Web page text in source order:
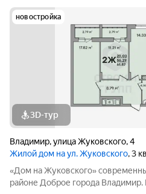
новостройка
3D-тур
Владимир,улица Жуковского,4
Жилой дом на ул. Жуковского, 3
«Дом на Жуковского» современный дом на 176 квартир в
районе Доброе города